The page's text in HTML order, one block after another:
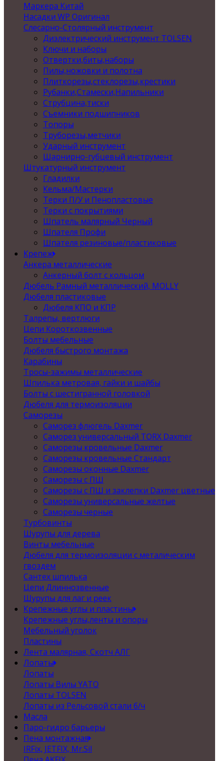
Маркера Китай
Насадки WP Оригинал
Слесарно-Столярный инструмент
Диэлектрический инструмент TOLSEN
Ключи и наборы
Отвертки,биты,наборы
Пилы,ножовки и полотна
Плиткорезы,стеклорезы,крестики
Рубанки,Стамески,Напильники
Струбцина,тиски
Съемники подшипников
Топоры
Труборезы,метчики
Ударный инструмент
Шарнирно-губцевый инструмент
Штукатурный инструмент
Гладилки
Кельма/Мастерки
Терки П/У и Пенопластовые
Терки с покрытиями
Шпатель малярный Черный
Шпателя Профи
Шпателя резиновые/пластиковые
Крепеж
Анкера металлические
Анкерный болт с кольцом
Дюбель Рамный металлический, MOLLY
Дюбеля пластиковые
Дюбеля КПО и КПР
Талрепы, вертлюги
Цепи Короткозвенные
Болты мебельные
Дюбеля быстрого монтажа
Карабины
Тросы-зажимы металлические
Шпилька метровая, гайки и шайбы
Болты с шестигранной головкой
Дюбеля для термоизоляции
Саморезы
Саморез флюгель Daxmer
Саморез универсальный TORX Daxmer
Саморезы кровельные Daxmer
Саморезы кровельные Стандарт
Саморезы оконные Daxmer
Саморезы с ПШ
Саморезы с ПШ и заклепки Daxmer цветные
Саморезы универсальные желтые
Саморезы черные
Турбовинты
Шурупы для дерева
Винты мебельные
Дюбеля для термоизоляции с металическим
гвоздем
Сантех шпилька
Цепи Длиннозвенные
Шурупы для лаг и реек
Крепежные углы и пластины
Крепежные углы,ленты и опоры
Мебельный уголок
Пластины
Лента малярная, Скотч АЛГ
Лопаты
Лопаты
Лопаты Вилы YATO
Лопаты TOLSEN
Лопаты из Рельсовой стали б/ч
Масла
Паро-гидро барьеры
Пена монтажная
IRFix, JETFIX, Mr.Sil